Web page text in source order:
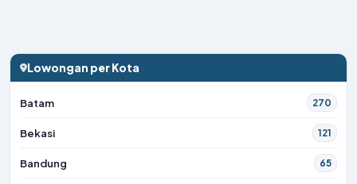
Bekasi 121
Bandung 65
Surabaya 16
Denpasar 14